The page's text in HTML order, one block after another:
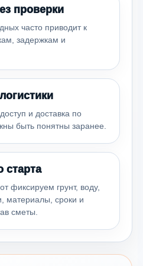
проверки
часто приводит к
задержкам и
и доставка по
быть понятны заранее.
старта
фиксируем грунт, воду,
материалы, сроки и
сметы.